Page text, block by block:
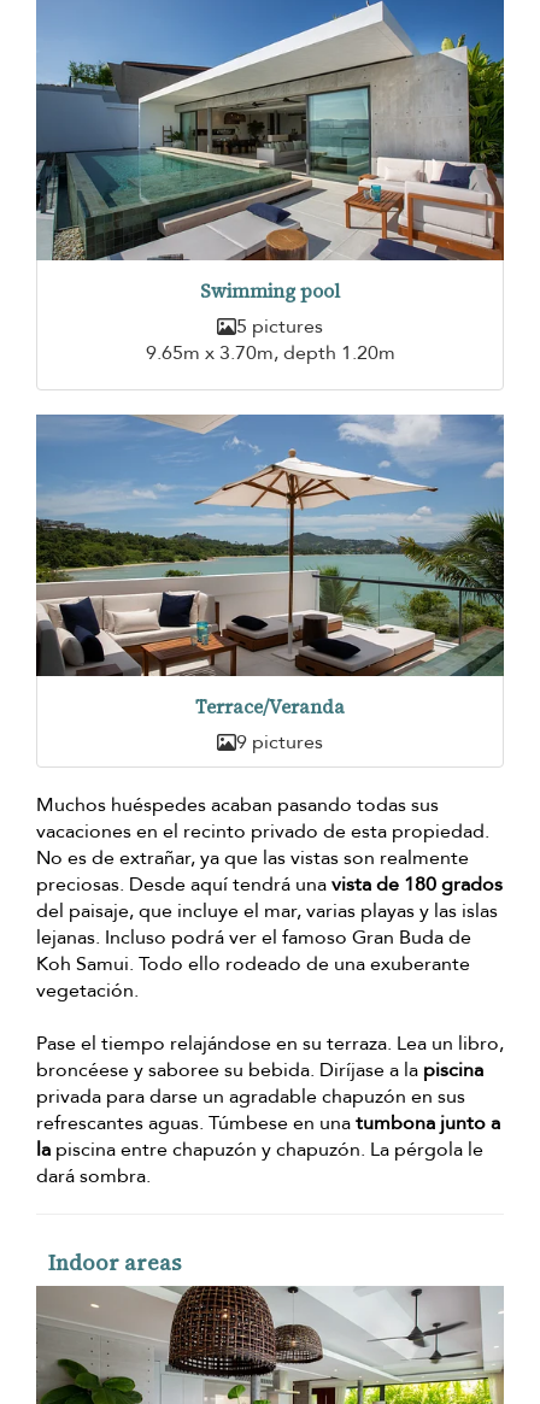
Swimming pool
5 pictures
9.65m x 3.70m, depth 1.20m
Terrace/Veranda
9 pictures
Muchos huéspedes acaban pasando todas sus
vacaciones en el recinto privado de esta propiedad.
No es de extrañar, ya que las vistas son realmente
preciosas. Desde aquí tendrá unavista de 180 grados
del paisaje, que incluye el mar, varias playas y las islas
lejanas. Incluso podrá ver el famoso Gran Buda de
Koh Samui. Todo ello rodeado de una exuberante
vegetación.
Pase el tiempo relajándose en su terraza. Lea un libro,
broncéese y saboree su bebida. Diríjase a la piscina
privada para darse un agradable chapuzón en sus
refrescantes aguas. Túmbese en unatumbona junto a
la piscina entre chapuzón y chapuzón. La pérgola le
dará sombra.
Indoor areas